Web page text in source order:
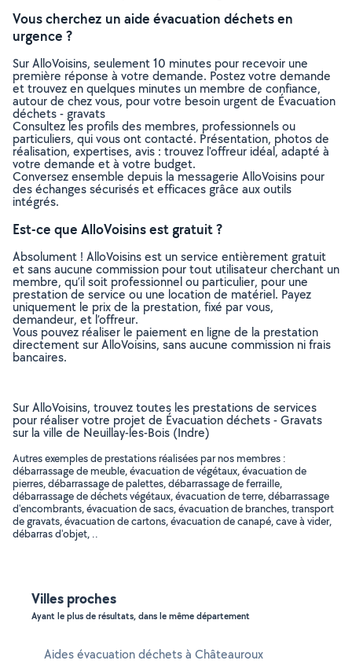
Vous cherchez un aide évacuation déchets en
urgence ?
Sur AlloVoisins, seulement 10 minutes pour recevoir une
première réponse à votre demande. Postez votre demande
et trouvez en quelques minutes un membre de confiance,
autour de chez vous, pour votre besoin urgent de Évacuation
déchets - gravats
Consultez les profils des membres, professionnels ou
particuliers, qui vous ont contacté. Présentation, photos de
réalisation, expertises, avis : trouvez l'offreur idéal, adapté à
votre demande et à votre budget.
Conversez ensemble depuis la messagerie AlloVoisins pour
des échanges sécurisés et efficaces grâce aux outils
intégrés.
Est-ce que AlloVoisins est gratuit ?
Absolument ! AlloVoisins est un service entièrement gratuit
et sans aucune commission pour tout utilisateur cherchant un
membre, qu’il soit professionnel ou particulier, pour une
prestation de service ou une location de matériel. Payez
uniquement le prix de la prestation, fixé par vous,
demandeur, et l’offreur.
Vous pouvez réaliser le paiement en ligne de la prestation
directement sur AlloVoisins, sans aucune commission ni frais
bancaires.
Sur AlloVoisins, trouvez toutes les prestations de services
pour réaliser votre projet de Évacuation déchets - Gravats
sur la ville de Neuillay-les-Bois (Indre)
Autres exemples de prestations réalisées par nos membres :
débarrassage de meuble, évacuation de végétaux, évacuation de
pierres, débarrassage de palettes, débarrassage de ferraille,
débarrassage de déchets végétaux, évacuation de terre, débarrassage
d'encombrants, évacuation de sacs, évacuation de branches, transport
de gravats, évacuation de cartons, évacuation de canapé, cave à vider,
débarras d'objet, ..
Villes proches
Ayant le plus de résultats, dans le même département
Aides évacuation déchets à Châteauroux